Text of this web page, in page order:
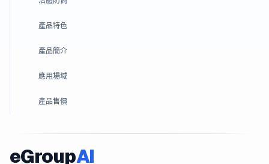
產品特色
產品簡介
應用場域
產品售價
eGroupAI